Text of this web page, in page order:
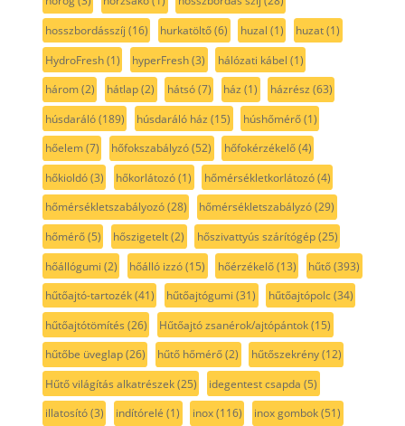
hosszbordásszíj (16) hurkatöltő(6) huzal (1) huzat(1)
HydroFresh(1) hyperFresh(3) hálózati kábel (1)
három(2) hátlap(2) hátsó(7) ház (1) házrész (63)
húsdaráló(189) húsdaráló ház (15) húshőmérő(1)
hőelem(7) hőfokszabályzó(52) hőfokérzékelő(4)
hőkioldó(3) hőkorlátozó(1) hőmérsékletkorlátozó(4)
hőmérsékletszabályozó(28) hőmérsékletszabályzó(29)
hőmérő(5) hőszigetelt(2) hőszivattyús szárítógép(25)
hőállógumi (2) hőálló izzó(15) hőérzékelő(13) hűtő(393)
hűtőajtó-tartozék(41) hűtőajtógumi (31) hűtőajtópolc(34)
hűtőajtótömítés (26) Hűtőajtó zsanérok/ajtópántok(15)
hűtőbe üveglap(26) hűtő hőmérő(2) hűtőszekrény(12)
Hűtő világítás alkatrészek(25) idegentest csapda (5)
illatosító(3) indítórelé (1) inox(116) inox gombok(51)